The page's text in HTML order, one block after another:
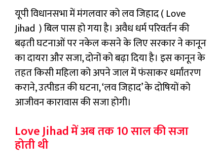
यूपी विधानसभा में मंगलवार को लव जिहाद (Love
Jihad ) बिल पास हो गया है। अवैध धर्म परिवर्तन की
बढ़ती घटनाओं पर नकेल कसने के लिए सरकार ने कानून
का दायरा और सजा, दोनों को बढ़ा दिया है। इस कानून के
तहत किसी महिला को अपने जाल में फंसाकर धर्मांतरण
कराने, उत्पीडऩ की घटना, ‘लव जिहाद’ के दोषियों को
आजीवन कारावास की सजा होगी।
Love Jihad में अब तक 10 साल की सजा
होती थी